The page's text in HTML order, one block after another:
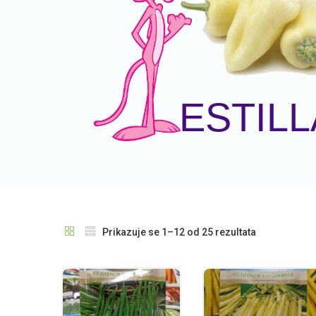
Prikazuje se 1–12 od 25 rezultata